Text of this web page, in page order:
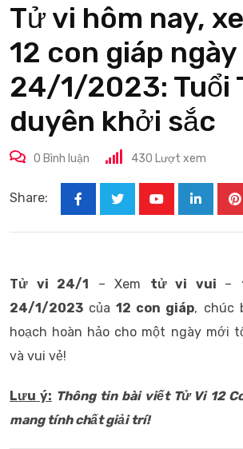
Tử vi hôm nay,
12 con giáp ngày
24/1/2023: Tuổi
duyên khởi sắc
0 Bình luận 430 Lượt xem
Share:
LinkedIn
Tử vi 24/1 – Xem tử vi vui –
24/1/2023 của 12 con giáp, chúc
hoạch hoàn hảo cho một ngày mới
và vui vẻ!
Lưu ý: Thông tin bài viếtTử Vi 12
mang tính chất giải trí!